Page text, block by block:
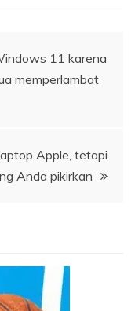
11 karena
memperlambat
Apple, tetapi
Anda pikirkan